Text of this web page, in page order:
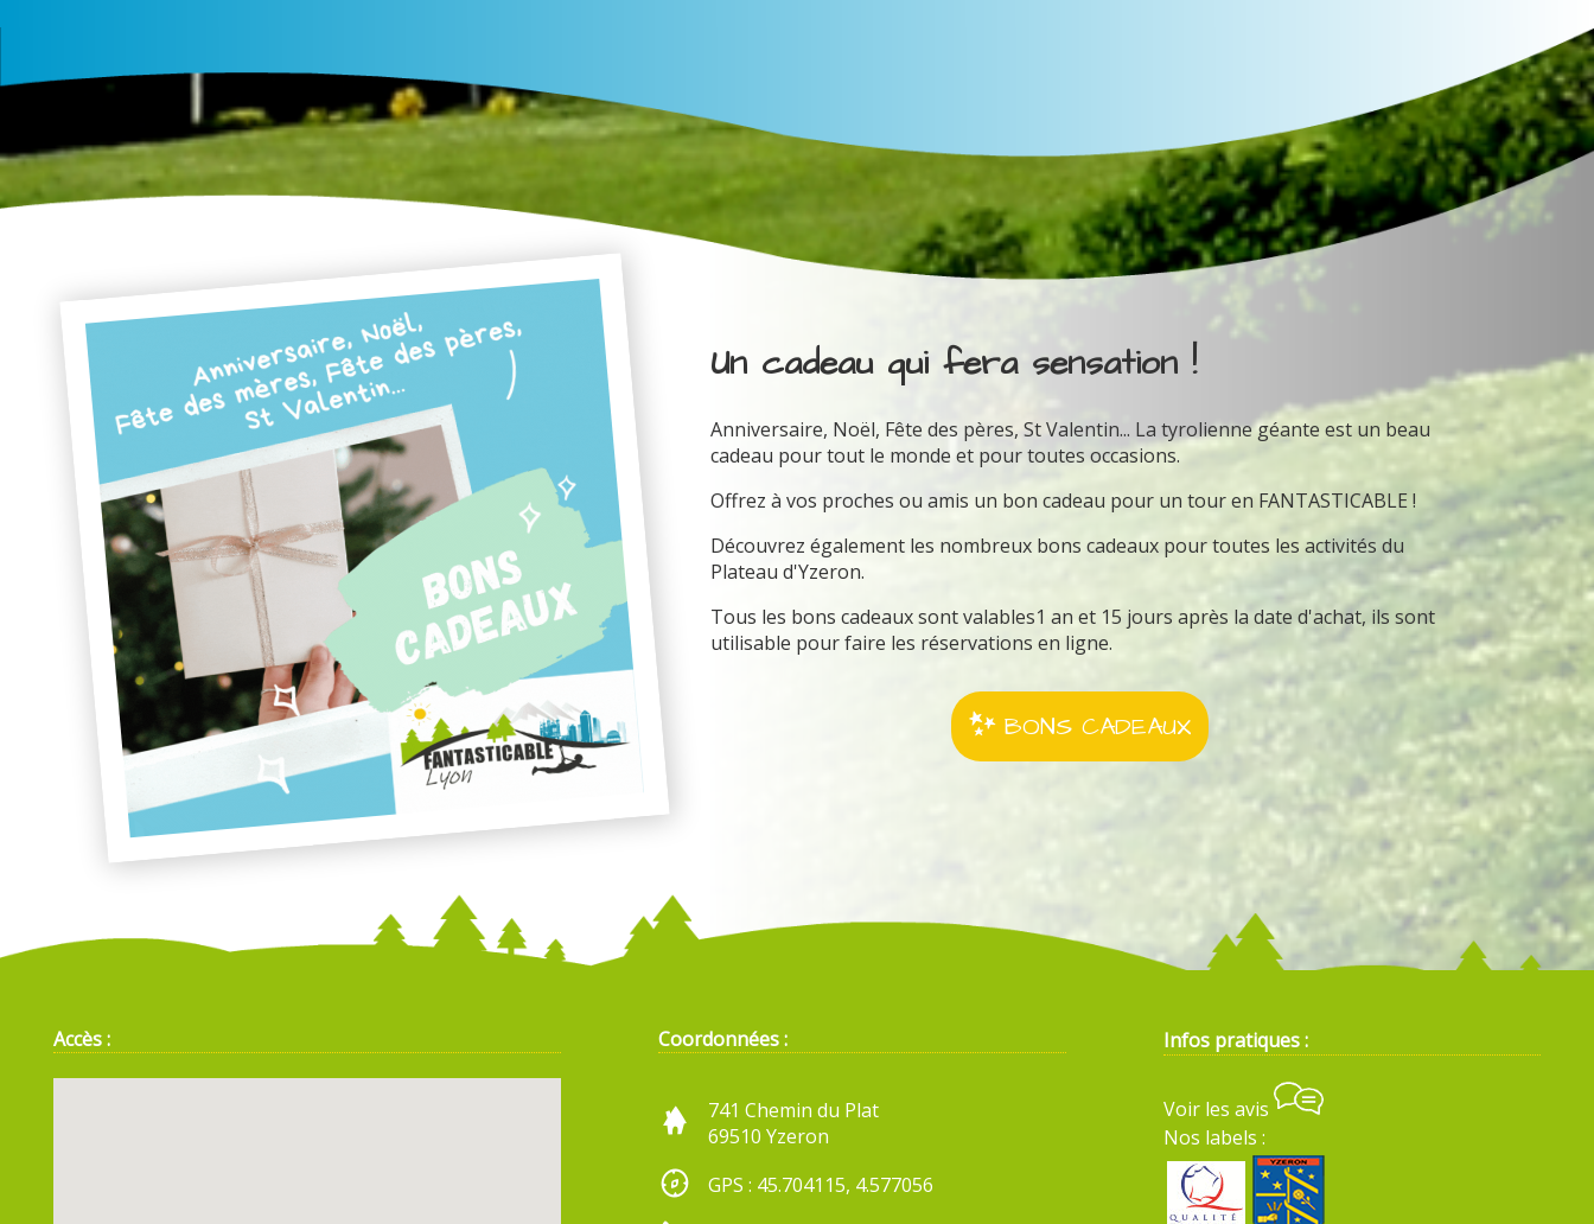
Un cadeau qui fera sensation !
Anniversaire, Noël, Fête des pères, St Valentin... La tyrolienne géante est un beau
cadeau pour tout le monde et pour toutes occasions.
Offrez à vos proches ou amis un bon cadeau pour un tour en FANTASTICABLE !
Découvrez également les nombreux bons cadeaux pour toutes les activités du
Plateau d'Yzeron.
Tous les bons cadeaux sont valables1 an et 15 jours après la date d'achat, ils sont
utilisable pour faire les réservations en ligne.
BONS CADEAUX
Accès : Coordonnées :
741 Chemin du Plat
69510 Yzeron
GPS : 45.704115, 4.577056
Infos pratiques :
Voir les avis
Nos labels :